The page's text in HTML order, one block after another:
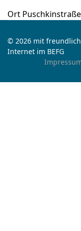
Ort
© 2026 mit
Internet im BEFG